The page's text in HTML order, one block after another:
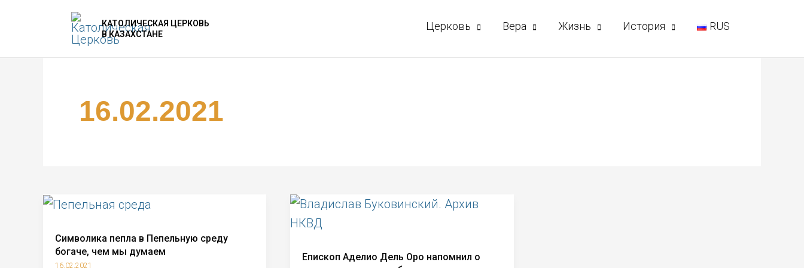
содержимому
КАТОЛИЧЕСКАЯ ЦЕРКОВЬ
В КАЗАХСТАНЕ
Церковь Вера Жизнь История RUS
16.02.2021
Символика пепла в Пепельную среду
богаче, чем мы думаем
16.02.2021
Епископ Аделио Дель Оро напомнил о